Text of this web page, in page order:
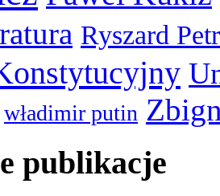
Ryszard
władimir putin
publikacje